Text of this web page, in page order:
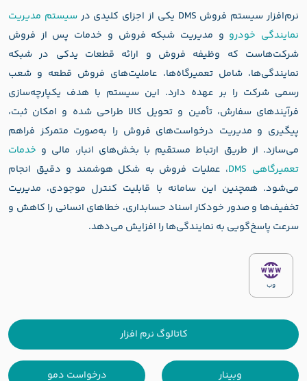
نرم‌افزار سیستم فروش DMS یکی از اجزای کلیدی در
سیستم مدیریت
نمایندگی خودرو و مدیریت شبکه فروش و خدمات پس از فروش
شرکت‌هاست که وظیفه فروش و ارائه قطعات یدکی در شبکه
نمایندگی‌ها، شامل تعمیرگاه‌ها، عاملیت‌های فروش قطعه و شعب
رسمی شرکت را بر عهده دارد. این سیستم با هدف یکپارچه‌سازی
فرآیندهای سفارش، تأمین و تحویل کالا طراحی شده و امکان ثبت،
پیگیری و مدیریت درخواست‌های فروش را به‌صورت متمرکز فراهم
می‌سازد. از طریق ارتباط مستقیم با بخش‌های انبار، مالی و خدمات
تعمیرگاهی DMS
، عملیات فروش به شکل هوشمند و دقیق انجام
می‌شود. همچنین این سامانه با قابلیت کنترل موجودی، مدیریت
تخفیف‌ها و صدور خودکار اسناد حسابداری، خطاهای انسانی را کاهش و
سرعت پاسخ‌گویی به نمایندگی‌ها را افزایش می‌دهد.
وب
کاتالوگ نرم افزار
وبینار درخواست دمو